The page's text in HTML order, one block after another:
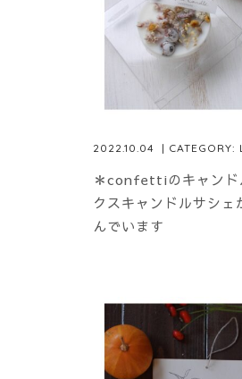
2022.10.04 | CATEGORY:
＊confettiのキャンド
クスキャンドルサシェ
んでいます